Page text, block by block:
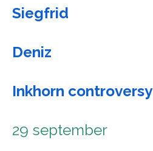
Siegfrid
Deniz
Inkhorn controversy
29 september